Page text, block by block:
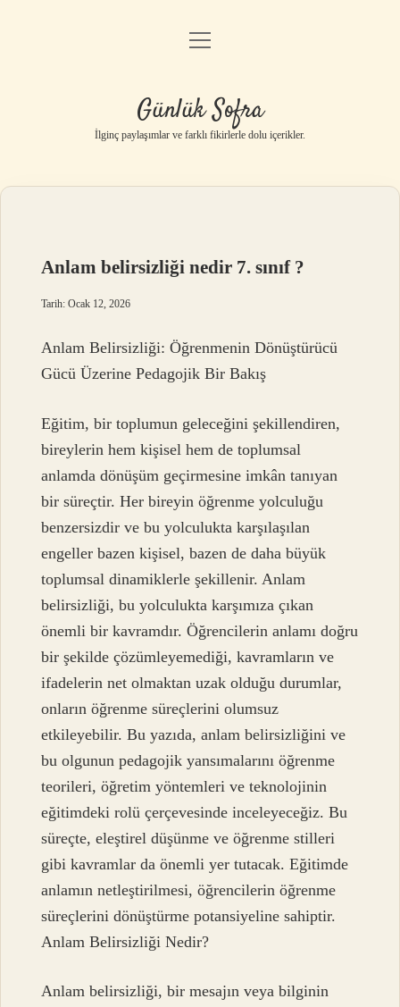
Anasayfa
Yasal Uyarı
menüyü
Günlük Sofra
İlginç paylaşımlar ve farklı fikirlerle dolu içerikler.
Anlam belirsizliği nedir 7. sınıf ?
Tarih: Ocak 12, 2026
Anlam Belirsizliği: Öğrenmenin Dönüştürücü
Gücü Üzerine Pedagojik Bir Bakış
Eğitim, bir toplumun geleceğini şekillendiren,
bireylerin hem kişisel hem de toplumsal
anlamda dönüşüm geçirmesine imkân tanıyan
bir süreçtir. Her bireyin öğrenme yolculuğu
benzersizdir ve bu yolculukta karşılaşılan
engeller bazen kişisel, bazen de daha büyük
toplumsal dinamiklerle şekillenir. Anlam
belirsizliği, bu yolculukta karşımıza çıkan
önemli bir kavramdır. Öğrencilerin anlamı doğru
bir şekilde çözümleyemediği, kavramların ve
ifadelerin net olmaktan uzak olduğu durumlar,
onların öğrenme süreçlerini olumsuz
etkileyebilir. Bu yazıda, anlam belirsizliğini ve
bu olgunun pedagojik yansımalarını öğrenme
teorileri, öğretim yöntemleri ve teknolojinin
eğitimdeki rolü çerçevesinde inceleyeceğiz. Bu
süreçte, eleştirel düşünme ve öğrenme stilleri
gibi kavramlar da önemli yer tutacak. Eğitimde
anlamın netleştirilmesi, öğrencilerin öğrenme
süreçlerini dönüştürme potansiyeline sahiptir.
Anlam Belirsizliği Nedir?
Anlam belirsizliği, bir mesajın veya bilginin